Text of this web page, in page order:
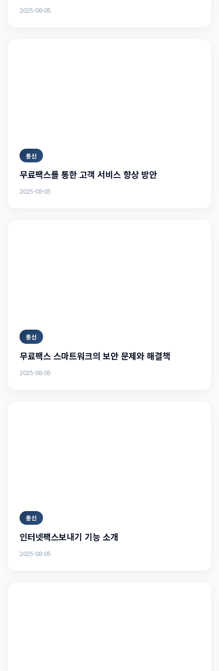
2025-08-05
통신
무료팩스를 통한 고객 서비스 향상 방안
2025-08-05
통신
무료팩스 스마트워크의 보안 문제와 해결책
2025-08-05
통신
인터넷팩스보내기 기능 소개
2025-08-05